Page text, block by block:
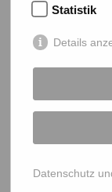
35390 Gießen
Statistik
Details
Datenschutz